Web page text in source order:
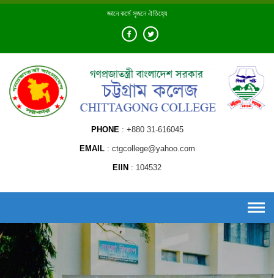
Skip
জ্ঞানে কর্মে সৃজনে ঐতিহ্যে
PHONE +880 31-616045
EMAIL ctgcollege@yahoo.com
EIIN 104532